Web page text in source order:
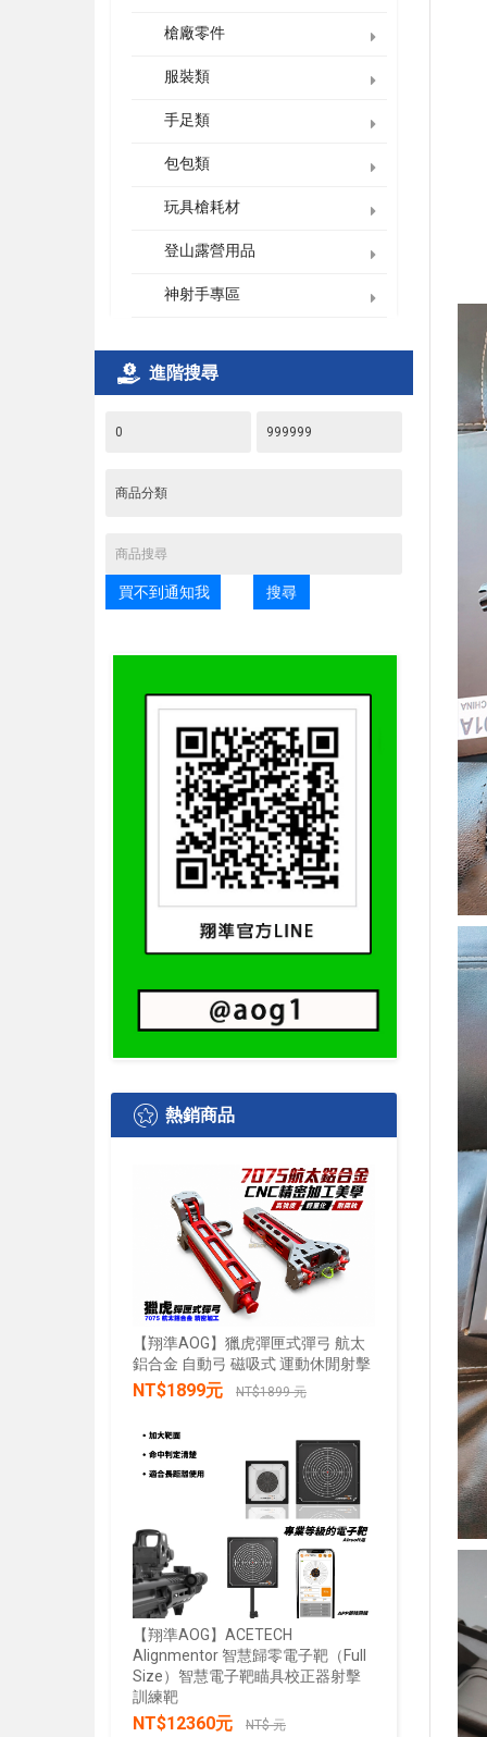
槍廠零件
服裝類
手足類
包包類
玩具槍耗材
登山露營用品
神射手專區
進階搜尋
買不到通知我 搜尋
熱銷商品
【翔準AOG】獵虎彈匣式彈弓 航太
鋁合金 自動弓 磁吸式 運動休閒射擊
NT$1899元 NT$1899 元
【翔準AOG】ACETECH
Alignmentor 智慧歸零電子靶（Full
Size）智慧電子靶瞄具校正器射擊
訓練靶
NT$12360元 NT$ 元
【翔準
水+發光
發兒童
禮物小朋
NT$280
【翔準
20mm魚